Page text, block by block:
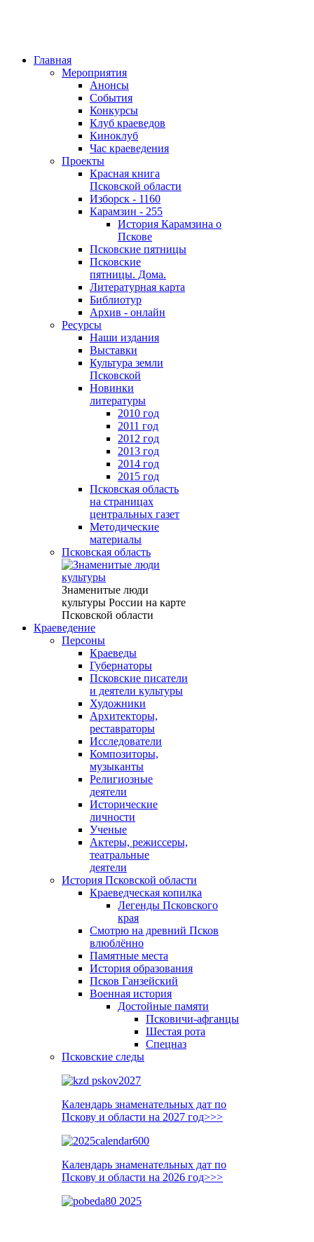
Главная
Мероприятия
Анонсы
События
Конкурсы
Клуб краеведов
Киноклуб
Час краеведения
Проекты
Красная книга
Псковской области
Изборск - 1160
Карамзин - 255
История Карамзина о
Пскове
Псковские пятницы
Псковские
пятницы. Дома.
Литературная карта
Библиотур
Архив - онлайн
Ресурсы
Наши издания
Выставки
Культура земли
Псковской
Новинки
литературы
2010 год
2011 год
2012 год
2013 год
2014 год
2015 год
Псковская область
на страницах
центральных газет
Методические
материалы
Псковская область
Знаменитые люди
культуры России на карте
Псковской области
Краеведение
Персоны
Краеведы
Губернаторы
Псковские писатели
и деятели культуры
Художники
Архитекторы,
реставраторы
Исследователи
Композиторы,
музыканты
Религиозные
деятели
Исторические
личности
Ученые
Актеры, режиссеры,
театральные
деятели
История Псковской области
Краеведческая копилка
Легенды Псковского
края
Смотрю на древний Псков
влюблённо
Памятные места
История образования
Псков Ганзейский
Военная история
Достойные памяти
Псковичи-афганцы
Шестая рота
Спецназ
Псковские следы
Календарь знаменательных дат по
Пскову и области на 2027 год>>>
Календарь знаменательных дат по
Пскову и области на 2026 год>>>